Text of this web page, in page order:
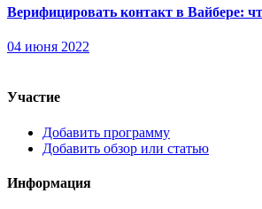
Верифицировать контакт в Вайбере:
04 июня 2022
Участие
Добавить программу
Добавить обзор или статью
Информация